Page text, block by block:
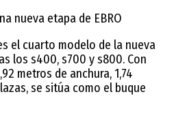
nueva etapa de EBRO
el cuarto modelo de la nueva
los s400, s700 y s800. Con
metros de anchura, 1,74
se sitúa como el buque